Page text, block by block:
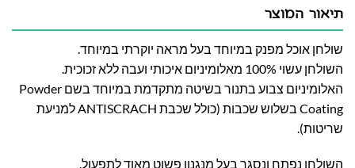
תיאור המוצר
שולחן אוכל מפנק במיוחד בעל מראה יוקרתי במיוחד.
השולחן עשוי 100% מאלומיניום איכותי ועבה ללא זכוכית.
האלומיניום צבוע בתנור בשיטה מתקדמת במיוחד בשם Powder
Coating בשלוש שכבות (כולל שכבת ANTISCRACH למניעת
שריטות).
השולחן נפתח ונסגר בעל מנגנון פשוט מאוד לתפעול.